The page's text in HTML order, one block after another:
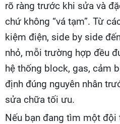
rõ ràng trước khi sửa và
chứ không “vá tạm”. Từ
kiệm điện, side by side
nhỏ, mỗi trường hợp đều
hệ thống block, gas, cảm
định đúng nguyên nhân
sửa chữa tối ưu.
Nếu bạn đang tìm một đội